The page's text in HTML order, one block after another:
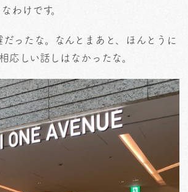
わけです。
ったな。なんとまあと、ほんとうに
応しい話しはなかったな。